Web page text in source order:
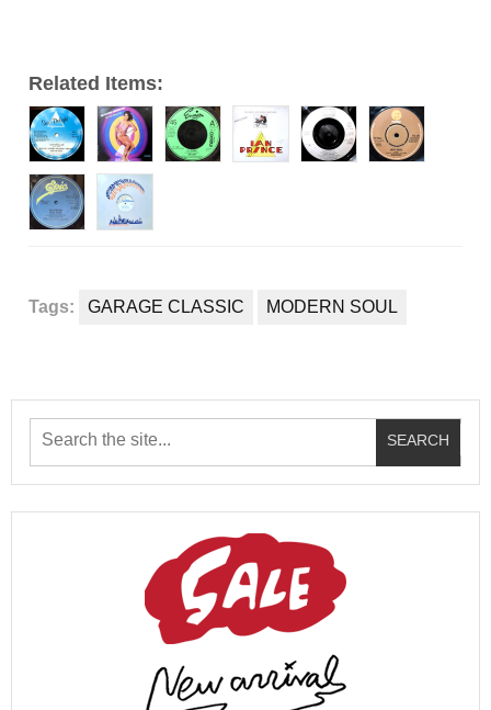
Related Items:
Tags: GARAGE CLASSIC MODERN SOUL